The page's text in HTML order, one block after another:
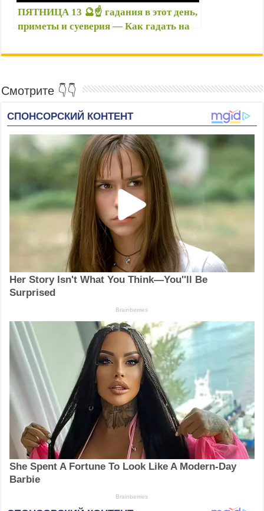
ПЯТНИЦА 13 🔮☝️ гадания в этот день,
приметы и суеверия — Как гадать на
картах, на воске
Смотрите 👇👇